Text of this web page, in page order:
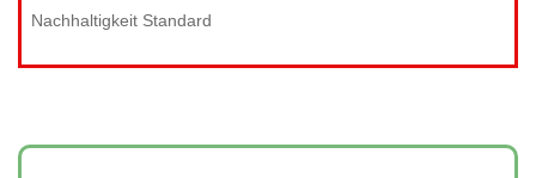
Nachhaltigkeit Standard